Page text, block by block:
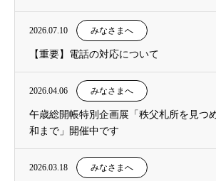
2026.07.10 みなさまへ
【重要】電話の対応について
2026.04.06 みなさまへ
午歳総開帳特別企画展「秩父札所を見つ
和まで」開催中です
2026.03.18 みなさまへ